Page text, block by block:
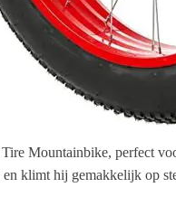
Mountainbike, perfect
klimt hij gemakkelijk op